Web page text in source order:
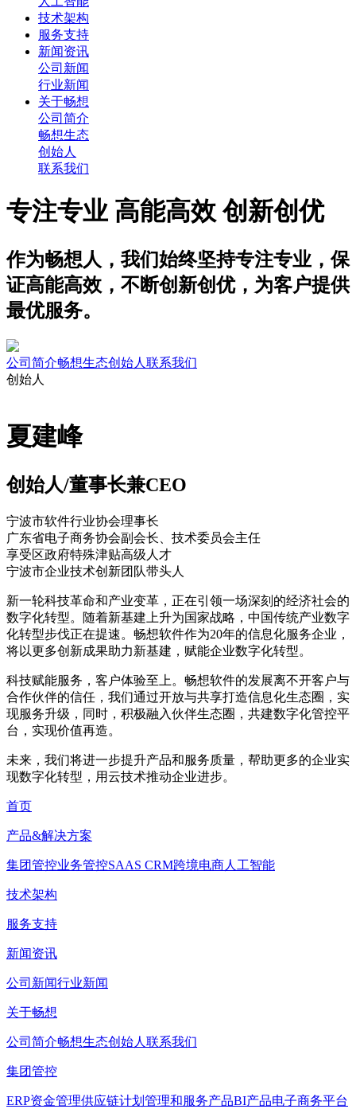
技术架构
服务支持
新闻资讯
公司新闻
行业新闻
关于畅想
公司简介
畅想生态
创始人
联系我们
专注专业 高能高效 创新创优
作为畅想人，我们始终坚持专注专业，保
证高能高效，不断创新创优，为客户提供
最优服务。
公司简介畅想生态创始人 联系我们
创始人
夏建峰
创始人/董事长兼CEO
宁波市软件行业协会理事长
广东省电子商务协会副会长、技术委员会主任
享受区政府特殊津贴高级人才
宁波市企业技术创新团队带头人
新一轮科技革命和产业变革，正在引领一场深刻的经济社会的
数字化转型。随着新基建上升为国家战略，中国传统产业数字
化转型步伐正在提速。畅想软件作为20年的信息化服务企业，
将以更多创新成果助力新基建，赋能企业数字化转型。
科技赋能服务，客户体验至上。畅想软件的发展离不开客户与
合作伙伴的信任，我们通过开放与共享打造信息化生态圈，实
现服务升级，同时，积极融入伙伴生态圈，共建数字化管控平
台，实现价值再造。
未来，我们将进一步提升产品和服务质量，帮助更多的企业实
现数字化转型，用云技术推动企业进步。
首页
产品&解决方案
集团管控业务管控SAAS CRM跨境电商人工智能
技术架构
服务支持
新闻资讯
公司新闻行业新闻
关于畅想
公司简介畅想生态创始人 联系我们
集团管控
ERP资金管理供应链计划管理和服务产品BI产品电子商务平台